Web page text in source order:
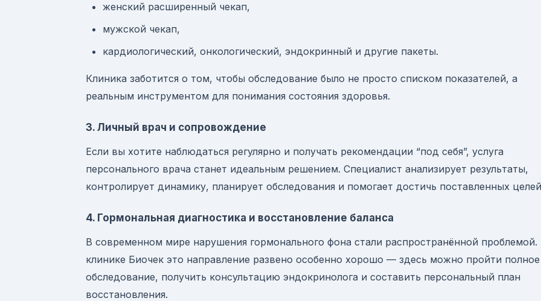
женский расширенный чекап,
мужской чекап,
кардиологический, онкологический, эндокринный и другие пакеты.
Клиника заботится о том, чтобы обследование было не просто списком показателей, а
реальным инструментом для понимания состояния здоровья.
3. Личный врач и сопровождение
Если вы хотите наблюдаться регулярно и получать рекомендации “под себя”, услуга
персонального врача станет идеальным решением. Специалист анализирует результаты,
контролирует динамику, планирует обследования и помогает достичь поставленных
4. Гормональная диагностика и восстановление баланса
В современном мире нарушения гормонального фона стали распространённой проблемой.
клинике Биочек это направление развено особенно хорошо — здесь можно пройти полное
обследование, получить консультацию эндокринолога и составить персональный план
восстановления.